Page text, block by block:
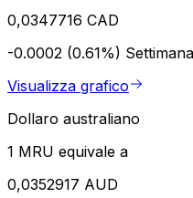
0,0347716 CAD
-0.0002 (0.61%)
Visualizza grafico
Dollaro australiano
1 MRU equivale a
0,0352917 AUD